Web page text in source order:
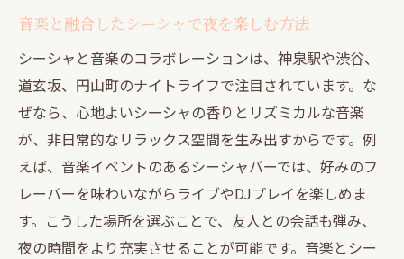
音楽と融合したシーシャで夜を楽しむ方法
シーシャと音楽のコラボレーションは、神泉駅や渋谷、
道玄坂、円山町のナイトライフで注目されています。な
ぜなら、心地よいシーシャの香りとリズミカルな音楽
が、非日常的なリラックス空間を生み出すからです。例
えば、音楽イベントのあるシーシャバーでは、好みのフ
レーバーを味わいながらライブやDJプレイを楽しめま
す。こうした場所を選ぶことで、友人との会話も弾み、
夜の時間をより充実させることが可能です。音楽とシー